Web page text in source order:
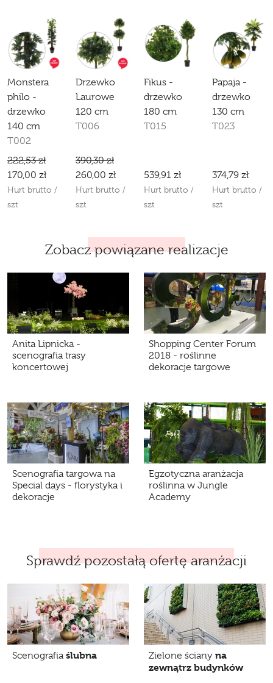
Monstera
philo -
drzewko
140 cm
T002
222,53 zł
170,00 zł
Hurt brutto /
szt
Drzewko
Laurowe
120 cm
T006
390,30 zł
260,00 zł
Hurt brutto /
szt
Fikus -
drzewko
180 cm
T015
539,91 zł
Hurt brutto /
szt
Papaja -
drzewko
130 cm
T023
374,79 zł
Hurt brutto /
szt
Zobacz powiązane realizacje
Anita Lipnicka -
scenografia trasy
koncertowej
Shopping Center Forum
2018 - roślinne
dekoracje targowe
Scenografia targowa na
Special days - florystyka i
dekoracje
Egzotyczna aranżacja
roślinna w Jungle
Academy
Sprawdź pozostałą ofertę aranżacji
Scenografiaślubna Zielone ściany na
zewnątrz budynków